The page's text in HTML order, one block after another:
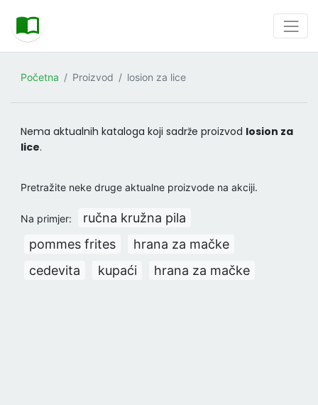
Početna Proizvod losion za lice
Nema aktualnih kataloga koji sadrže proizvod losion za
lice.
Pretražite neke druge aktualne proizvode na akciji.
Na primjer:
ručna kružna pila
pommes frites
hrana za mačke
cedevita
kupaći hrana za mačke